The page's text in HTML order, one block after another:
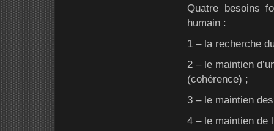
Quatre besoins
humain :
1 – la recherche
2 – le maintien
(cohérence) ;
3 – le maintien
4 – le maintien de